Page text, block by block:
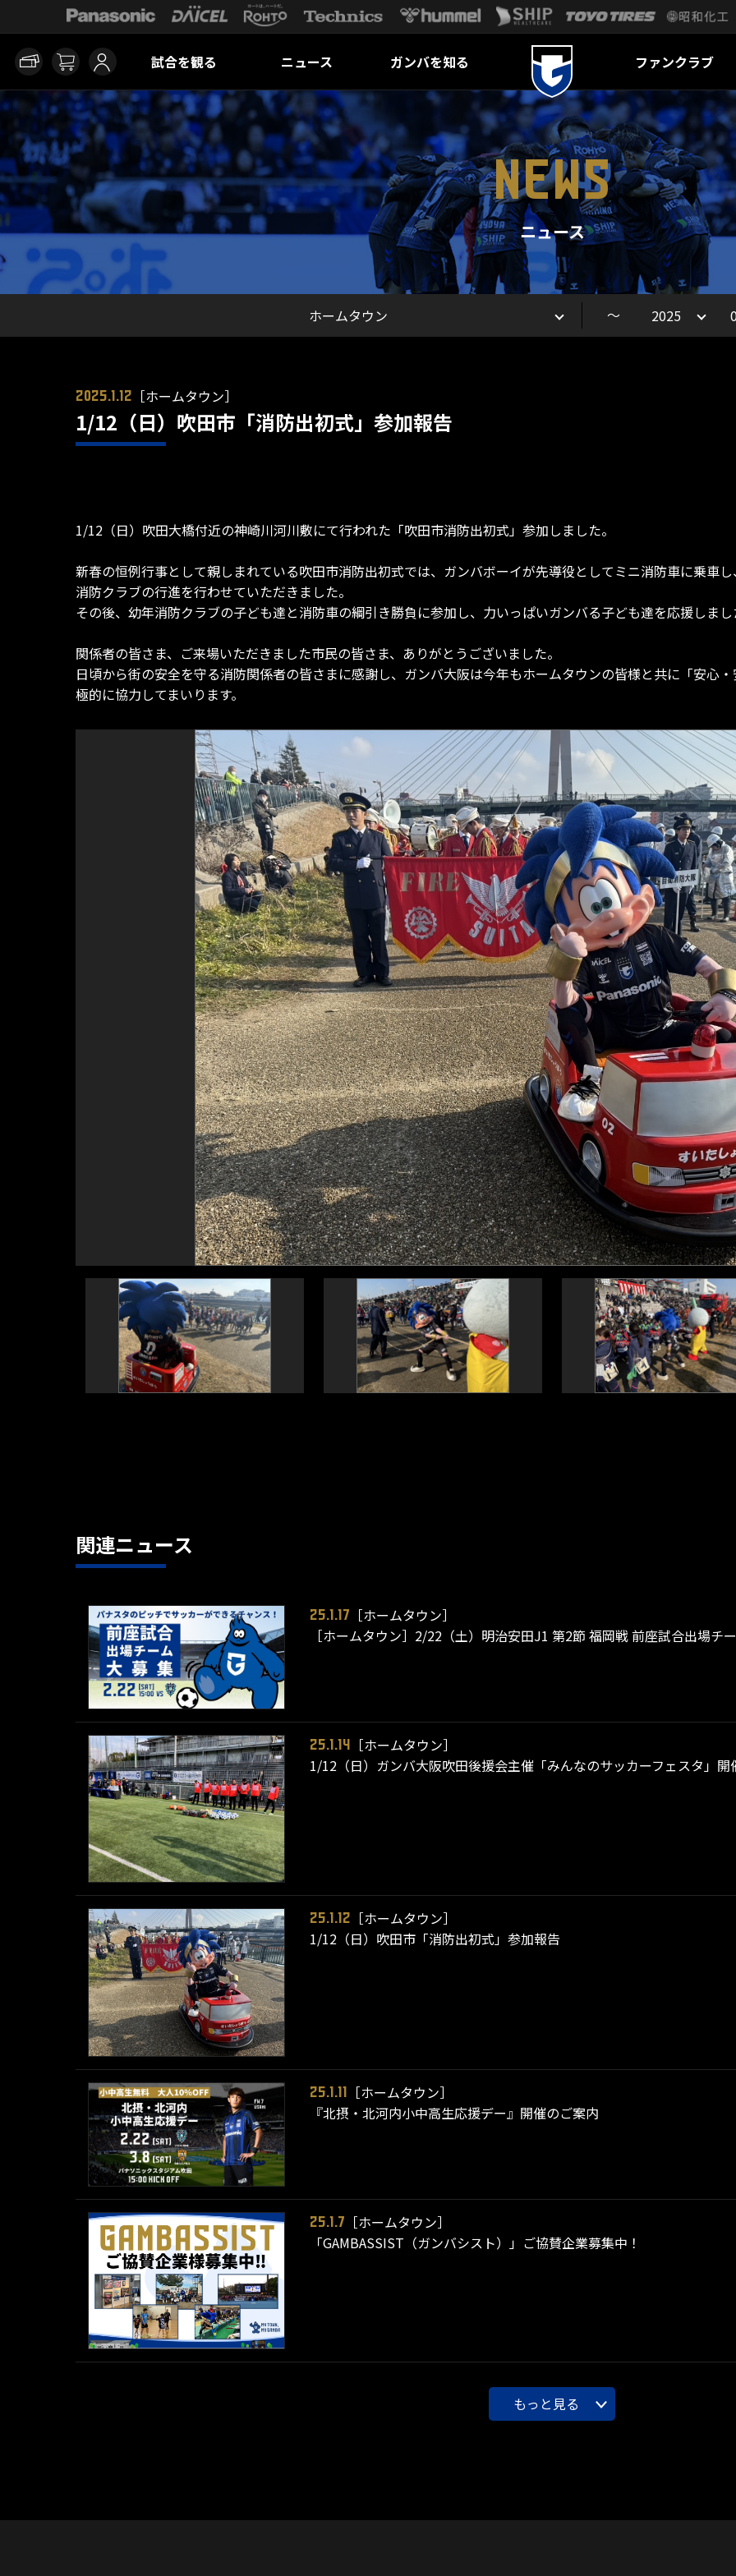
試合を観る ニュース ガンバを知る ファンクラブ
NEWS
ニュース
～
2025.1.12 ［ホームタウン］
1/12（日）吹田市「消防出初式」参加報告
1/12（日）吹田大橋付近の神崎川河川敷にて行われた「吹田市消防出初式」参加しました。
新春の恒例行事として親しまれている吹田市消防出初式では、ガンバボーイが先導役としてミニ消防車に乗車
消防クラブの行進を行わせていただきました。
その後、幼年消防クラブの子ども達と消防車の綱引き勝負に参加し、力いっぱいガンバる子ども達を応援しまし
関係者の皆さま、ご来場いただきました市民の皆さま、ありがとうございました。
日頃から街の安全を守る消防関係者の皆さまに感謝し、ガンバ大阪は今年もホームタウンの皆様と共に「安心
極的に協力してまいります。
関連ニュース
25.1.17
［ホームタウン］
［ホームタウン］2/22（土）明治安田J1 第2節 福岡戦 前座試合出場チ
25.1.14
［ホームタウン］
1/12（日）ガンバ大阪吹田後援会主催「みんなのサッカーフェスタ」開
25.1.12
［ホームタウン］
1/12（日）吹田市「消防出初式」参加報告
25.1.11
［ホームタウン］
『北摂・北河内小中高生応援デー』開催のご案内
25.1.7
［ホームタウン］
「GAMBASSIST（ガンバシスト）」ご協賛企業募集中！
もっと見る